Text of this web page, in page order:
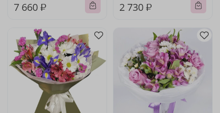
7 660 ₽ 2 730 ₽